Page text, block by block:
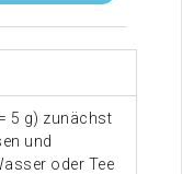
5 g) zunächst
und
oder Tee